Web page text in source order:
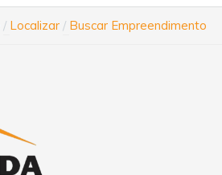
Localizar Buscar Empreendimento